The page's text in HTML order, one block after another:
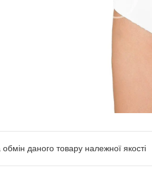
даного товару належної якості